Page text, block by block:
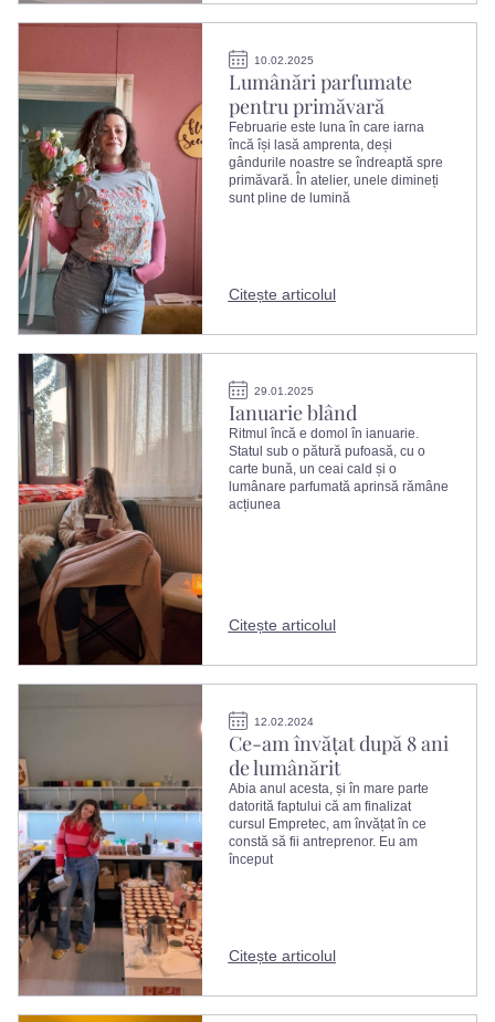
10.02.2025
Lumânări parfumate
pentru primăvară
Februarie este luna în care iarna
încă își lasă amprenta, deși
gândurile noastre se îndreaptă spre
primăvară. În atelier, unele dimineți
sunt pline de lumină
Citește articolul
29.01.2025
Ianuarie blând
Ritmul încă e domol în ianuarie.
Statul sub o pătură pufoasă, cu o
carte bună, un ceai cald și o
lumânare parfumată aprinsă rămâne
acțiunea
Citește articolul
12.02.2024
Ce-am învățat după 8 ani
de lumânărit
Abia anul acesta, și în mare parte
datorită faptului că am finalizat
cursul Empretec, am învățat în ce
constă să fii antreprenor. Eu am
început
Citește articolul